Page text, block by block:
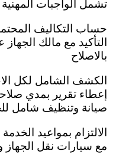
تشمل الواجبات
حساب التكاليف
التأكيد مع مالك
بالاصلاح
الكشف الشامل لكل
إعطاء تقرير بمدي
صيانة وتنظيف شامل
الالتزام بمواعيد
مع سيارات نقل الجهاز